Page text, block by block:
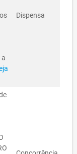
Dispensa